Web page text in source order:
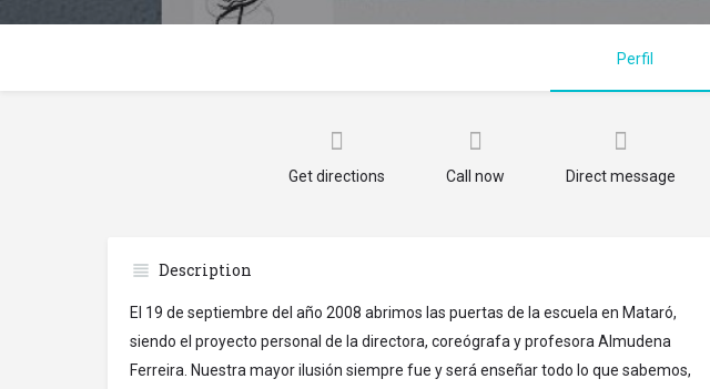
Perfil
Get directions Call now Direct message
Description
El 19 de septiembre del año 2008 abrimos las puertas de la escuela en Mataró,
siendo el proyecto personal de la directora, coreógrafa y profesora Almudena
Ferreira. Nuestra mayor ilusión siempre fue y será enseñar todo lo que sabemos,